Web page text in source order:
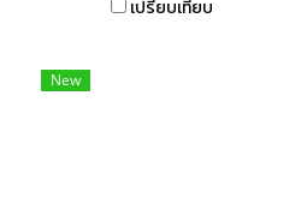
เปรียบเทียบ
New